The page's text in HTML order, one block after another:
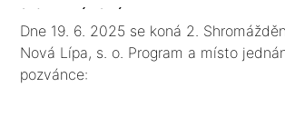
Nová Lípa, s. o.
Dne 19. 6. 2025 se koná 2.
Nová Lípa, s. o. Program a místo
pozvánce: